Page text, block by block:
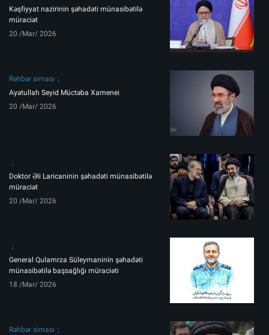
Kəşfiyyat nazirinin şəhadəti münasibətilə
müraciət
20 /Mar/ 2026
Rəhbər siması
Ayətullah Seyid Müctəba Xamenei
20 /Mar/ 2026
Doktor Əli Laricaninin şəhadəti münasibətilə
müraciət
20 /Mar/ 2026
General Qulamrza Süleymaninin şəhadəti
münasibətilə başsağlığı müraciəti
18 /Mar/ 2026
Rəhbər siması